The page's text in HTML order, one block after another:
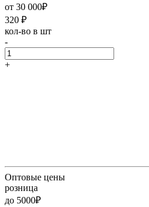
от 30 000₽
320 ₽
кол-во в шт
-
+
Оптовые цены
розница
до 5000₽